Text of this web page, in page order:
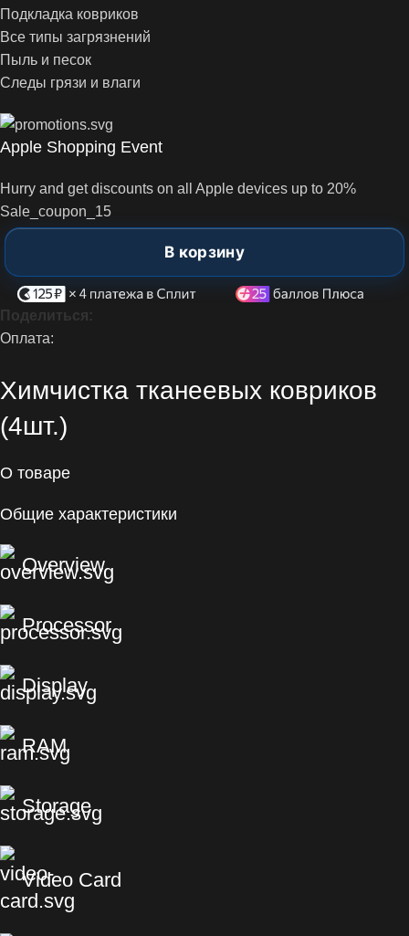
Подкладка ковриков
Все типы загрязнений
Пыль и песок
Следы грязи и влаги
Apple Shopping Event
Hurry and get discounts on all Apple devices up to 20%
Sale_coupon_15
В корзину
Поделиться:
Оплата:
Химчистка тканеевых ковриков
(4шт.)
О товаре
Общие характеристики
Overview
Processor
Display
RAM
Storage
Video Card